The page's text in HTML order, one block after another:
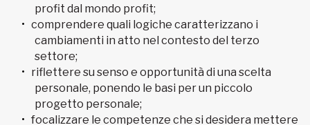
profit dal mondo profit;
comprendere quali logiche caratterizzano i
cambiamenti in atto nel contesto del terzo
settore;
riflettere su senso e opportunità di una scelta
personale, ponendo le basi per un piccolo
progetto personale;
focalizzare le competenze che si desidera mettere